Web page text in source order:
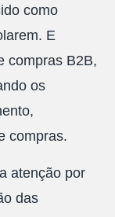
como
E
compras B2B,
os
compras.
atenção por
das